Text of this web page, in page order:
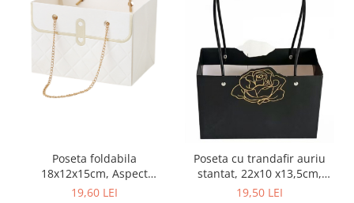
Poseta foldabila
18x12x15cm, Aspect
Matlasat, pentru
19,60 LEI
Poseta cu trandafir auriu
stantat, 22x10 x13,5cm,
pentru flori - Set 5 buc
19,50 LEI